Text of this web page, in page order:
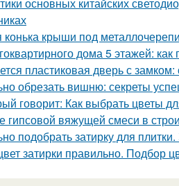
крыши под
дома 5 этажей:
пластиковая дверь с
обрезать вишню: секреты
говорит: Как выбрать цветы
гипсовой вяжущей смеси в
подобрать затирку для
затирки правильно. Подбор